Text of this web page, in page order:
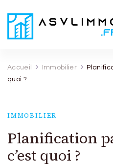
Accueil Immobilier
quoi ?
IMMOBILIER
Planification
c’est quoi ?